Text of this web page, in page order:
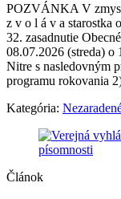
POZVÁNKA V
z v o l á v a starostka
32. zasadnutie
08.07.2026 (streda)
Nitre s nasledovným
programu rokovania
Kategória:
Článok